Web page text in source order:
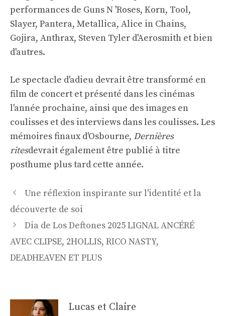
performances de Guns N 'Roses, Korn, Tool,
Slayer, Pantera, Metallica, Alice in Chains,
Gojira, Anthrax, Steven Tyler d'Aerosmith et bien
d'autres.
Le spectacle d'adieu devrait être transformé en
film de concert et présenté dans les cinémas
l'année prochaine, ainsi que des images en
coulisses et des interviews dans les coulisses. Les
mémoires finaux d'Osbourne, Dernières
ritesdevrait également être publié à titre
posthume plus tard cette année.
Navigation
des
articles
Une réflexion inspirante sur l'identité et la
découverte de soi
Dia de Los Deftones 2025 LIGNAL ANCÉRÉ
AVEC CLIPSE, 2HOLLIS, RICO NASTY,
DEADHEAVEN ET PLUS
Lucas et Claire